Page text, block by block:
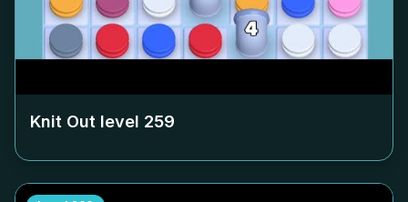
Knit Out level 259